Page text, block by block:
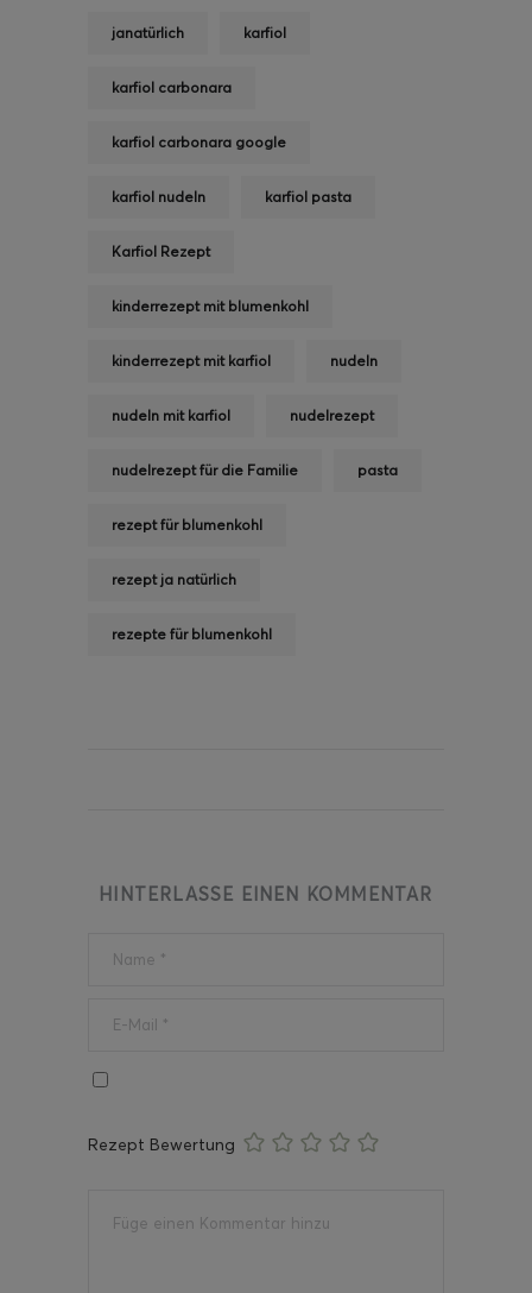
janatürlich karfiol
karfiol carbonara
karfiol carbonara google
karfiol nudeln karfiol pasta
Karfiol Rezept
kinderrezept mit blumenkohl
kinderrezept mit karfiol nudeln
nudeln mit karfiol nudelrezept
nudelrezept für die Familie pasta
rezept für blumenkohl
rezept ja natürlich
rezepte für blumenkohl
HINTERLASSE EINEN KOMMENTAR
Rezept Bewertung